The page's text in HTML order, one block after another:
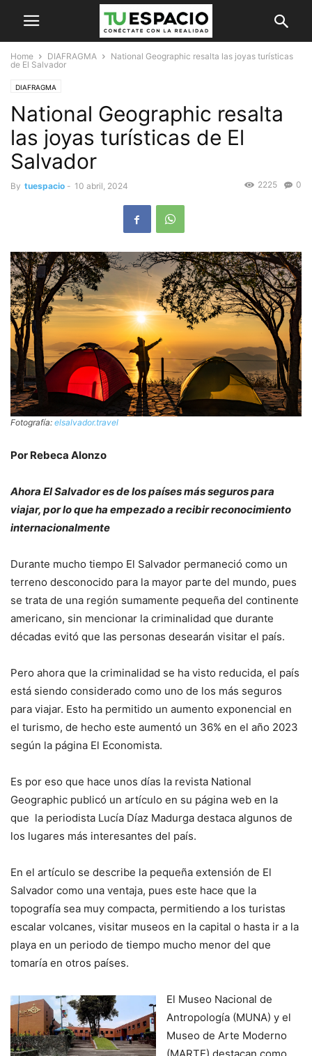
Home DIAFRAGMA
National Geographic resalta las joyas turísticas
de El Salvador
DIAFRAGMA
National Geographic resalta
las joyas turísticas de El
Salvador
By tuespacio - 10 abril, 2024 0
2225
Fotografía: elsalvador.travel
Por Rebeca Alonzo
Ahora El Salvador es de los países más seguros para
viajar, por lo que ha empezado a recibir reconocimiento
internacionalmente
Durante mucho tiempo El Salvador permaneció como un
terreno desconocido para la mayor parte del mundo, pues
se trata de una región sumamente pequeña del continente
americano, sin mencionar la criminalidad que durante
décadas evitó que las personas desearán visitar el país.
Pero ahora que la criminalidad se ha visto reducida, el país
está siendo considerado como uno de los más seguros
para viajar. Esto ha permitido un aumento exponencial en
el turismo, de hecho este aumentó un 36% en el año 2023
según la página El Economista.
Es por eso que hace unos días la revista National
Geographic publicó un artículo en su página web en la
que la periodista Lucía Díaz Madurga destaca algunos de
los lugares más interesantes del país.
En el artículo se describe la pequeña extensión de El
Salvador como una ventaja, pues este hace que la
topografía sea muy compacta, permitiendo a los turistas
escalar volcanes, visitar museos en la capital o hasta ir a la
playa en un periodo de tiempo mucho menor del que
tomaría en otros países.
El Museo Nacional de
Antropología (MUNA) y el
Museo de Arte Moderno
(MARTE) destacan como